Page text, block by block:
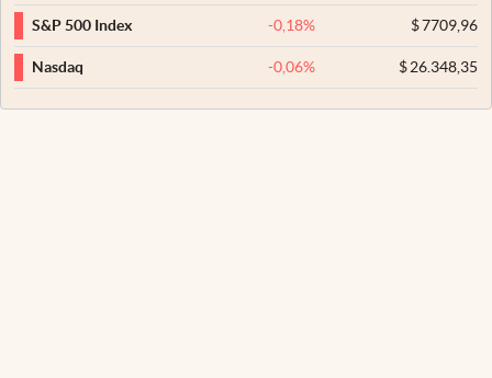
S&P 500 Index -0,18% $7709,96
Nasdaq -0,06% $26.348,35